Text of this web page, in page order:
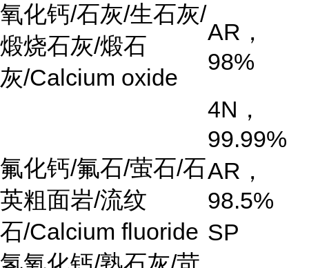
氧化钙/石灰/生石灰/
煅烧石灰/煅石
灰/Calcium oxide
AR ，
98%
4N ，
99.99%
氟化钙/氟石/萤石/石
英粗面岩/流纹
石/Calcium fluoride
AR ，
98.5%
SP